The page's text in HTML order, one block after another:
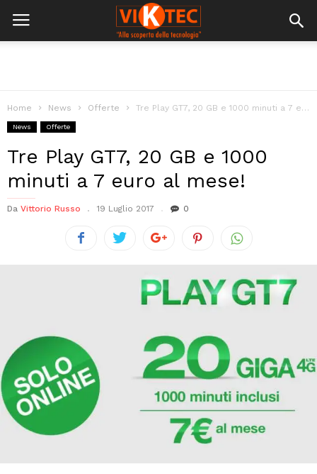
Home News Offerte Tre Play GT7, 20 GB e 1000 minuti a 7 euro al...
News Offerte
Tre Play GT7, 20 GB e 1000
minuti a 7 euro al mese!
Da Vittorio Russo 19 Luglio 2017 0